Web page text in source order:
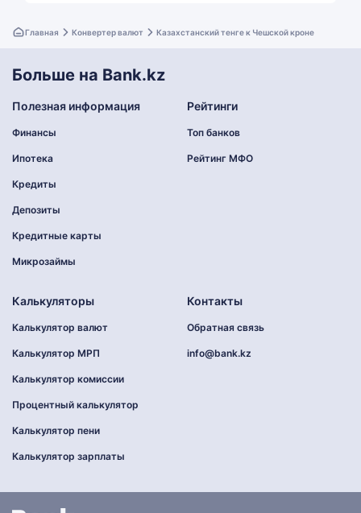
Главная Конвертер валют Казахстанский тенге к Чешской кроне
Больше на Bank.kz
Полезная информация
Финансы
Ипотека
Кредиты
Депозиты
Кредитные карты
Микрозаймы
Рейтинги
Топ банков
Рейтинг МФО
Калькуляторы
Калькулятор валют
Калькулятор МРП
Калькулятор комиссии
Процентный калькулятор
Калькулятор пени
Калькулятор зарплаты
Контакты
Обратная связь
info@bank.kz